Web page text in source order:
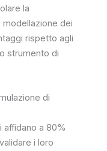
la
dei
rispetto agli
strumento di
di
affidano a 80%
i loro